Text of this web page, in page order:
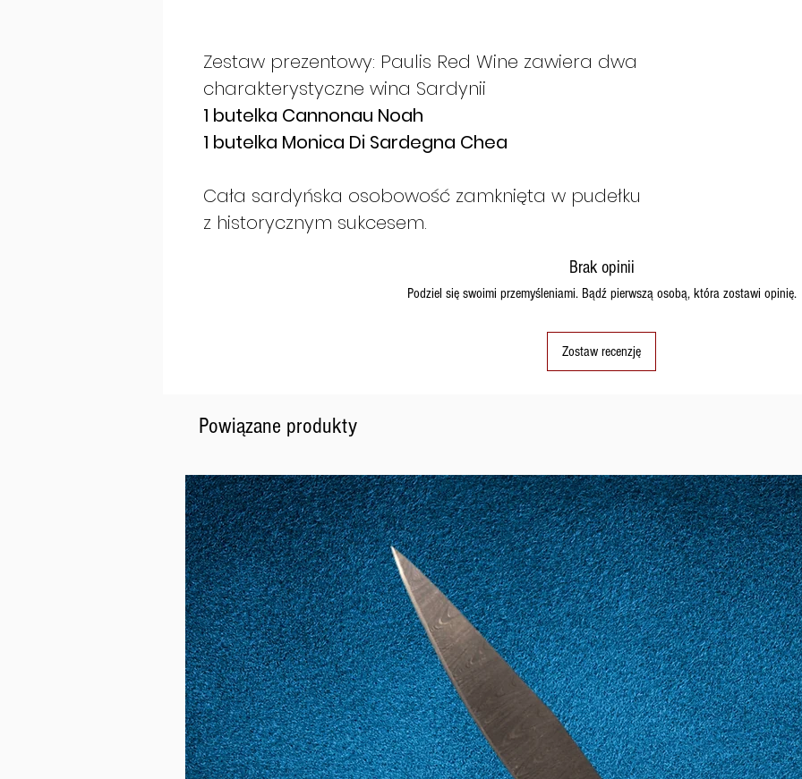
Zestaw prezentowy: Paulis Red Wine zawiera dwa
charakterystyczne wina Sardynii
1 butelka Cannonau Noah
1 butelka Monica Di Sardegna Chea
Cała sardyńska osobowość zamknięta w pudełku
z historycznym sukcesem.
Brak opinii
Podziel się swoimi przemyśleniami. Bądź pierwszą osobą, która zostawi opinię.
Zostaw recenzję
Powiązane produkty